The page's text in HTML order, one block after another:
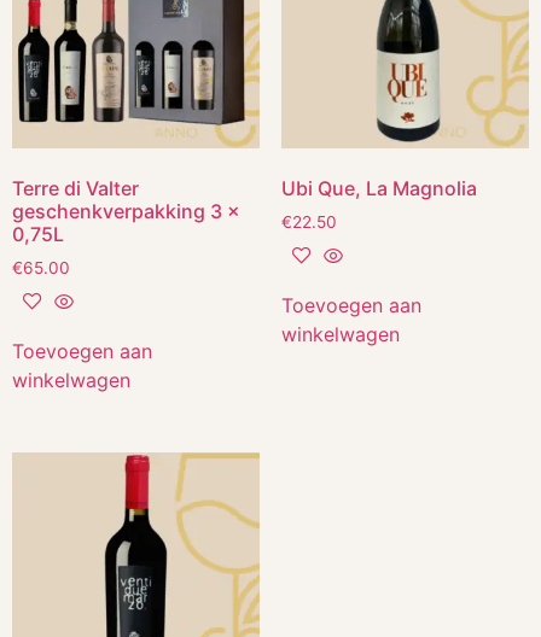
Terre di Valter
geschenkverpakking 3 x
0,75L
€65.00
Toevoegen aan
winkelwagen
Ubi Que, La Magnolia
€22.50
Toevoegen aan
winkelwagen